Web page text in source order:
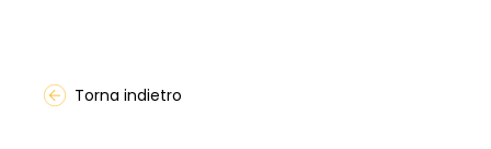
Torna indietro